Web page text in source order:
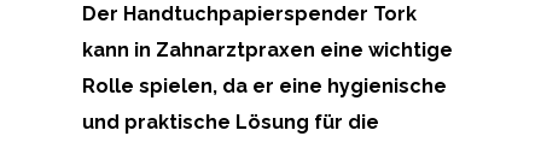
Der Handtuchpapierspender Tork
kann in Zahnarztpraxen eine wichtige
Rolle spielen, da er eine hygienische
und praktische Lösung für die